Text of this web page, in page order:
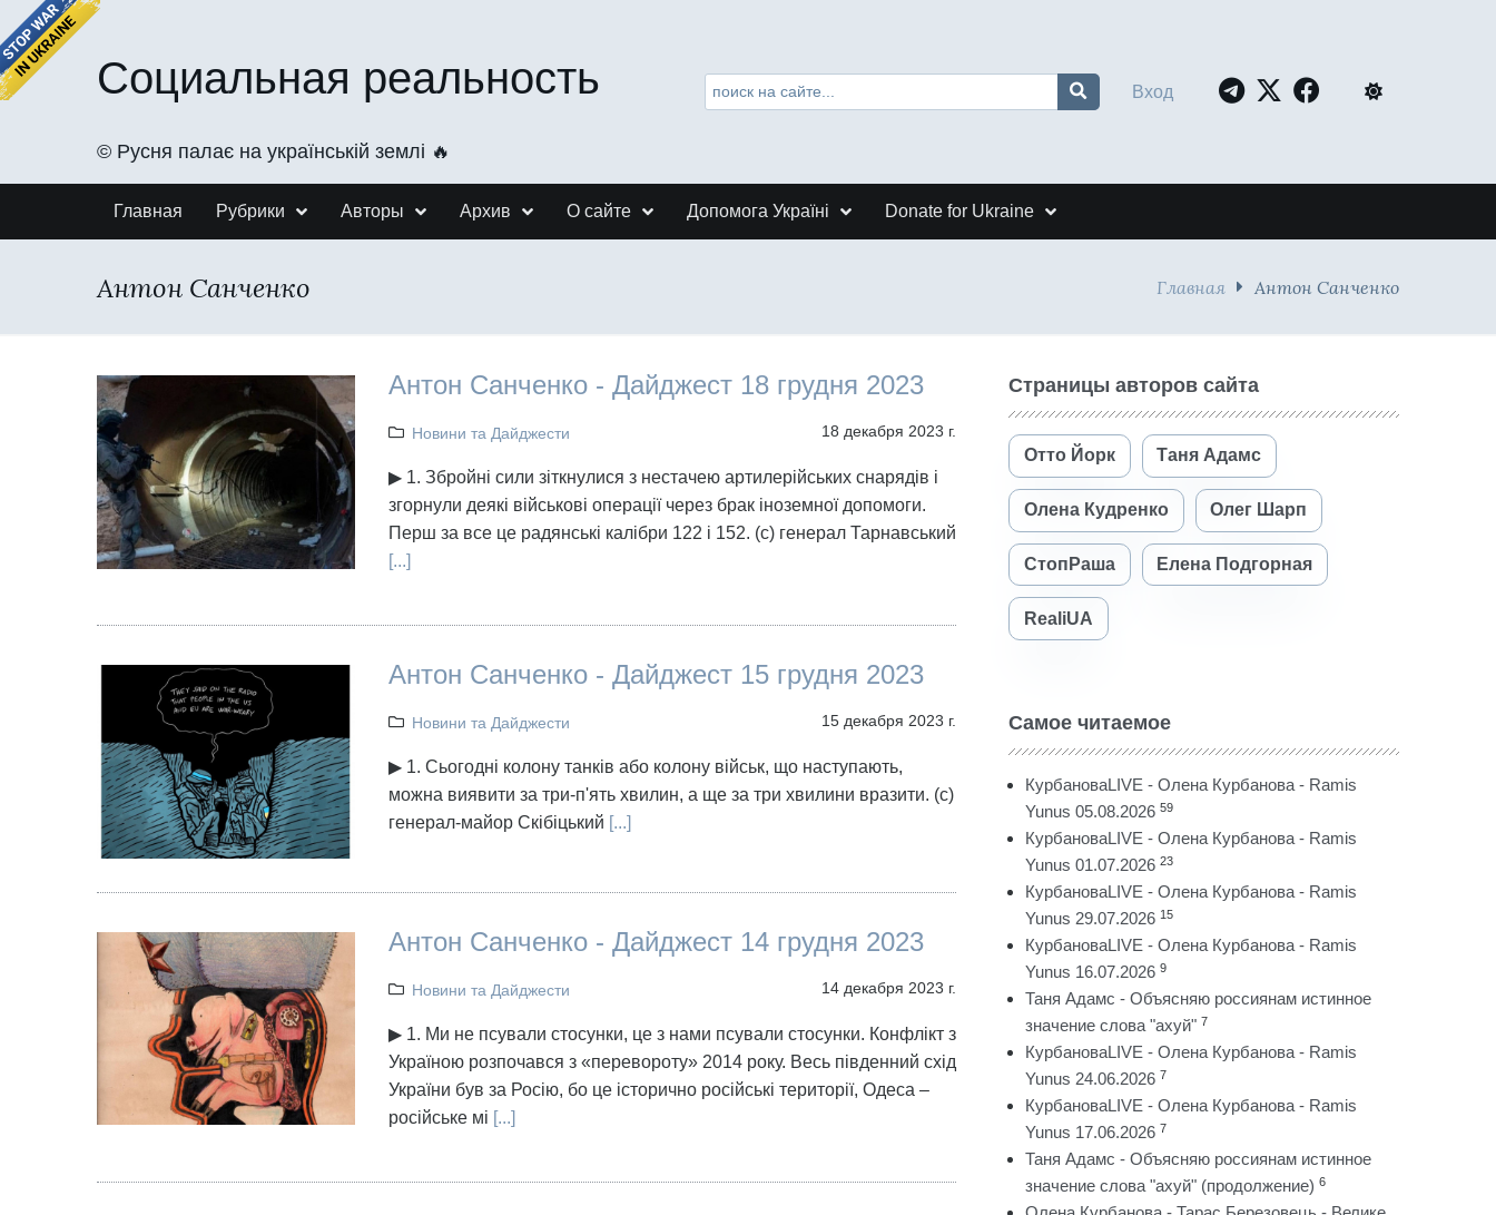
Социальная реальность
©️ Русня палає на українській землі 🔥
Вход
Главная Рубрики Авторы Архив О сайте Допомога Україні Donate for Ukraine
Антон Санченко Главная Антон Санченко
Антон Санченко - Дайджест 18 грудня 2023
Новини та Дайджести 18 декабря 2023 г.
▶ 1. Збройні сили зіткнулися з нестачею артилерійських снарядів і
згорнули деякі військові операції через брак іноземної допомоги.
Перш за все це радянські калібри 122 і 152. (с) генерал Тарнавський
[...]
Антон Санченко - Дайджест 15 грудня 2023
Новини та Дайджести 15 декабря 2023 г.
▶ 1. Сьогодні колону танків або колону військ, що наступають,
можна виявити за три-п'ять хвилин, а ще за три хвилини вразити. (с)
генерал-майор Скібіцький [...]
Антон Санченко - Дайджест 14 грудня 2023
Новини та Дайджести 14 декабря 2023 г.
▶ 1. Ми не псували стосунки, це з нами псували стосунки. Конфлікт з
Україною розпочався з «перевороту» 2014 року. Весь південний схід
України був за Росію, бо це історично російські території, Одеса –
російське мі [...]
Страницы авторов сайта
Отто Йорк Таня Адамс
Олена Кудренко Олег Шарп
СтопРаша Елена Подгорная
RealiUA
Самое читаемое
КурбановаLIVE - Олена Курбанова - Ramis
Yunus 05.08.2026 59
КурбановаLIVE - Олена Курбанова - Ramis
Yunus 01.07.2026 23
КурбановаLIVE - Олена Курбанова - Ramis
Yunus 29.07.2026 15
КурбановаLIVE - Олена Курбанова - Ramis
Yunus 16.07.2026 9
Таня Адамс - Объясняю россиянам истинное
значение слова "ахуй" 7
КурбановаLIVE - Олена Курбанова - Ramis
Yunus 24.06.2026 7
КурбановаLIVE - Олена Курбанова - Ramis
Yunus 17.06.2026 7
Таня Адамс - Объясняю россиянам истинное
значение слова "ахуй" (продолжение) 6